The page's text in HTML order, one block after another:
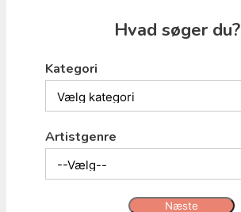
Hvad søger du?
Kategori
Artistgenre
Næste